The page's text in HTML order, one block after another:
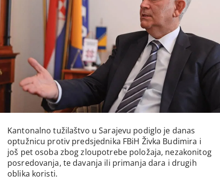
Kantonalno tužilaštvo u Sarajevu podiglo je danas
optužnicu protiv predsjednika FBiH Živka Budimira i
još pet osoba zbog zloupotrebe položaja, nezakonitog
posredovanja, te davanja ili primanja dara i drugih
oblika koristi.